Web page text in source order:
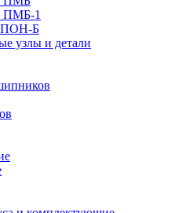
ПМБ-1
ПОН-Б
узлы и детали